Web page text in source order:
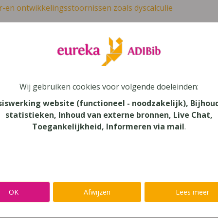
en ontwikkelingsstoornissen zoals dyscalculie
in je talent'
en lees meer over thema's als redelijke
voor jou 4 werkschrift voor
Wij gebruiken cookies voor volgende doeleinden:
website (functioneel - noodzakelijk),
statistieken, Inhoud van externe bronnen, Live Chat,
Toegankelijkheid, Informeren via mail.
OK Afwijzen Lees meer